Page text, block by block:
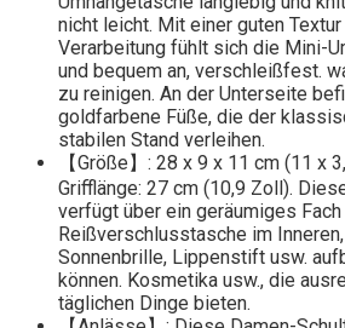
nicht leicht. Mit einer guten
Verarbeitung fühlt sich die Mini-
und bequem an, verschleißfest.
zu reinigen. An der Unterseite
goldfarbene Füße, die der
stabilen Stand verleihen.
【Größe】: 28 x 9 x 11 cm (11 x
Grifflänge: 27 cm (10,9 Zoll).
verfügt über ein geräumiges Fach
Reißverschlusstasche im
Sonnenbrille, Lippenstift usw.
können. Kosmetika usw., die
täglichen Dinge bieten.